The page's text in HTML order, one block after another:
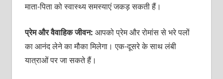
माता-पिता को स्वास्थ्य समस्याएं जकड़ सकती हैं।
प्रेम और वैवाहिक जीवन: आपको प्रेम और रोमांस से भरे पलों
का आनंद लेने का मौका मिलेगा। एक-दूसरे के साथ लंबी
यात्राओं पर जा सकते हैं।